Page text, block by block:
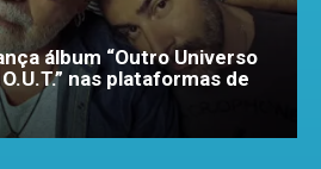
álbum “Outro Universo
nas plataformas de